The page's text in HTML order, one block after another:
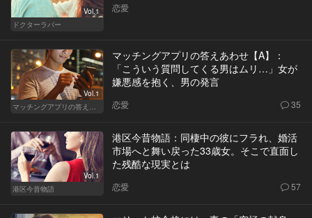
Vol.1
ドクターラバー
恋愛
Vol.1
マッチングアプリの答えあわせ【A】：
「こういう質問してくる男はムリ…」女が
嫌悪感を抱く、男の発言
恋愛 35
Vol.1
港区今昔物語
港区今昔物語：同棲中の彼にフラれ、婚活
市場へと舞い戻った33歳女。そこで直面し
た残酷な現実とは
恋愛 57